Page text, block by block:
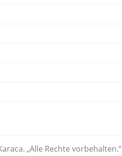
„Alle Rechte vorbehalten.“